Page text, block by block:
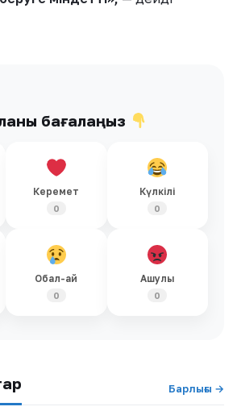
бағалаңыз
Керемет
0
Күлкілі
0
Обал-ай
0
Ашулы
0
Барлығы →